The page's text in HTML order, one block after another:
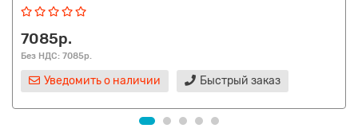
7085р.
Без НДС: 7085р.
Уведомить о наличии Быстрый заказ